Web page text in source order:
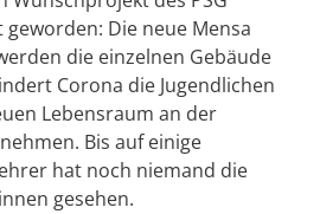
Die neue Mensa
die einzelnen Gebäude
Corona die Jugendlichen
Lebensraum an der
Bis auf einige
hat noch niemand die
gesehen.